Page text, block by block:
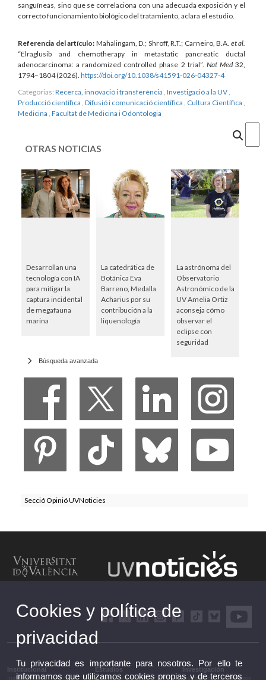
sanguíneas, sino que se correlaciona con una adecuada exposición y el
correcto funcionamiento biológico del tratamiento, aclara el estudio.
Referencia del artículo: Mahalingam, D.; Shroff, R.T.; Carneiro, B.A. et al.
“Elraglusib and chemotherapy in metastatic pancreatic ductal
adenocarcinoma: a randomized controlled phase 2 trial”. Nat Med32,
1794–1804 (2026). https://doi.org/10.1038/s41591-026-04327-4
Categorias: Recerca, innovació i transferència , Investigació a la UV,
Producció científica , Difusió i comunicació científica , Cultura Científica ,
Medicina , Facultat de Medicina i Odontologia
OTRAS NOTICIAS
Desarrollan una
tecnología con IA
para mitigar la
captura incidental
de megafauna
marina
La catedrática de
Botánica Eva
Barreno, Medalla
Acharius por su
contribución a la
liquenología
La astrónoma del
Observatorio
Astronómico de la
UV Amelia Ortiz
aconseja cómo
observar el
eclipse con
seguridad
Búsqueda avanzada
Secció Opinió UVNoticies
Institucional
Institucional
Estudios
Estudios y formación
Investigación
Investigación, innovación
Cookies y política de
privacidad
Tu privacidad es importante para nosotros. Por ello te
informamos que utilizamos cookies propias y de terceros